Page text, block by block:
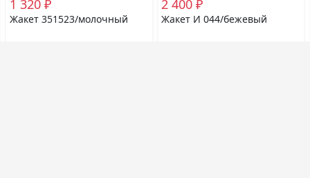
1 320 ₽
Жакет 351523/молочный
2 400 ₽
Жакет И 044/бежевый